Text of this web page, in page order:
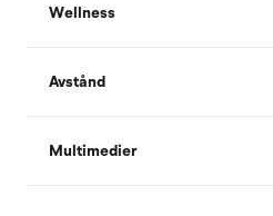
Wellness
Avstånd
Multimedier